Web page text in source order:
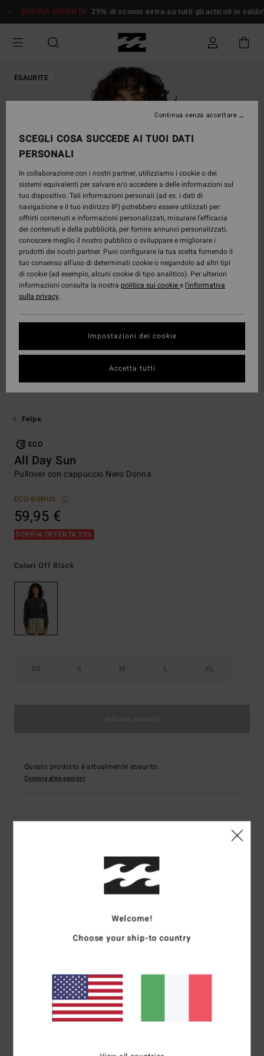
alle
prodotto
DOPPIA OFFERTA 25% di sconto extra su tutti gli articoli in saldo*
ESAURITE
Felpe
ECO
All Day Sun
Pullover con cappuccio Nero Donna
ECO-BONUS
59,95 €
DOPPIA OFFERTA 25%
Colori Off Black
XS S M L XL
Questo prodotto è attualmente esaurito.
Compra altre opzioni
Pullover con cappuccio Nero Donna
Codice colore
misto di cotone (55%), cotone riciclato (25%) e
Collo:collo con cappuccio
Maniche:Maniche lunghe
Chiusura:chiusura a pullover
Marcatura:serigrafia sul petto
Welcome!
Choose your ship-to country
SCEGLI COSA SUCCEDE AI TUOI DATI
PERSONALI
In collaborazione con i nostri partner, utilizziamo i cookie o dei
sistemi equivalenti per salvare e/o accedere a delle informazioni sul
tuo dispositivo. Tali informazioni personali (ad es. i dati di
navigazione e il tuo indirizzo IP) potrebbero essere utilizzati per:
offrirti contenuti e informazioni personalizzati, misurare l’efficacia
dei contenuti e della pubblicità, per fornire annunci personalizzati,
conoscere meglio il nostro pubblico o sviluppare e migliorare i
prodotti dei nostri partner. Puoi configurare la tua scelta fornendo il
tuo consenso all’uso di determinati cookie o negandolo ad altri tipi
di cookie (ad esempio, alcuni cookie di tipo analitico). Per ulteriori
informazioni consulta la nostra politica sui cookiee l'informativa
sulla privacy.
Impostazioni dei cookie
Continua senza accettare
Accetta tutti